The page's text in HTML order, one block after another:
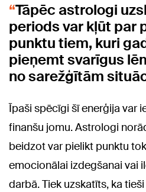
Tāpēc astrologi
periods var kļūt par
punktu tiem, kuri
pieņemt svarīgus
no sarežģītām
Īpaši spēcīgi šī enerģija var
finanšu jomu. Astrologi
beidzot var pielikt punktu
emocionālai izdegšanai vai
darbā. Tiek uzskatīts, ka